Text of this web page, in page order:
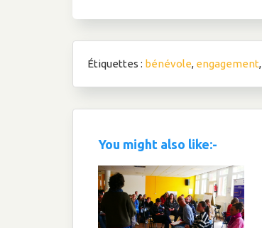
l’article
Étiquettes : bénévole, engagement,
You might also like:-